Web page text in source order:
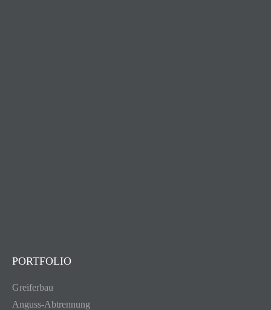
PORTFOLIO
Greiferbau
Anguss-Abtrennung